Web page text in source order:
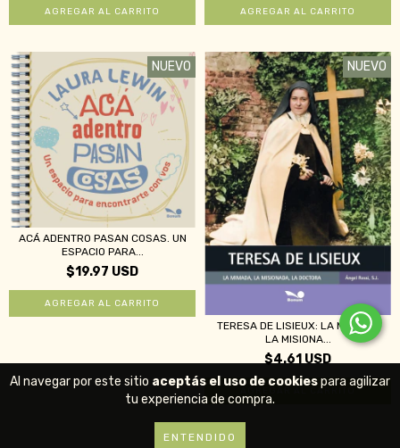
Al navegar por este sitio aceptás el uso de cookiespara agilizar
tu experiencia de compra.
ENTENDIDO
NUEVO
ACÁ ADENTRO PASAN COSAS. UN
ESPACIO PARA...
$19.97 USD
NUEVO
TERESA DE LISIEUX: LA MIMADA,
LA MISIONA...
$4.61 USD